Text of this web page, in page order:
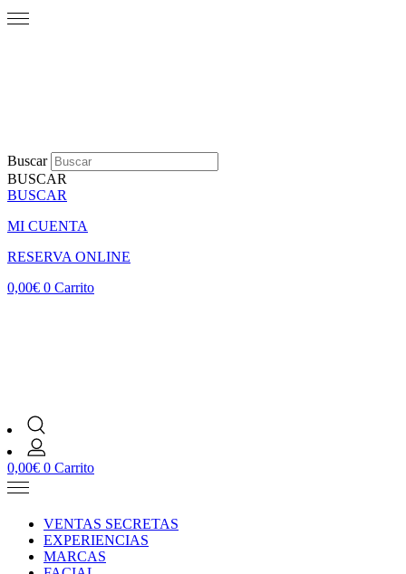
Buscar
BUSCAR
BUSCAR
MI CUENTA
RESERVA ONLINE
0,00€ 0 Carrito
0,00€ 0 Carrito
VENTAS SECRETAS
EXPERIENCIAS
MARCAS